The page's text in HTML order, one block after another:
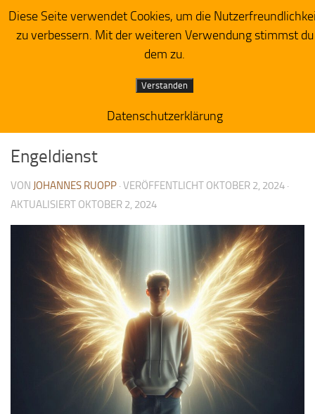
Zum Inhalt springen
Herzensacker
PREDIGTIMPRESSIONEN
Engeldienst
VON JOHANNES RUOPP · VERÖFFENTLICHT OKTOBER 2, 2024 ·
AKTUALISIERT OKTOBER 2, 2024
Diese Seite verwendet Cookies, um die
zu verbessern. Mit der weiteren Verwendung stimmst du
dem zu.
Verstanden
Datenschutzerklärung